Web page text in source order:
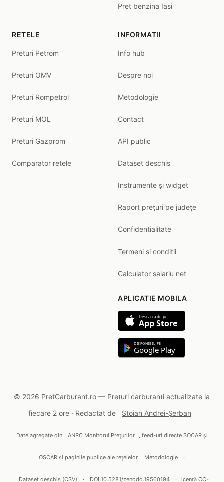
Pret benzina Iasi
RETELE
Preturi Petrom
Preturi OMV
Preturi Rompetrol
Preturi MOL
Preturi Gazprom
Comparator retele
INFORMATII
Info hub
Despre noi
Metodologie
Contact
API public
Dataset deschis
Instrumente și widget
Raport prețuri pe județe
Confidentialitate
Termeni si conditii
Calculator salariu net
APLICATIE MOBILA
Descarca de pe
App Store
DISPONIBIL PE
Google Play
© 2026 PretCarburant.ro — Prețuri carburanți actualizate la
fiecare 2 ore · Redactat de
Stoian Andrei-Șerban
Date agregate din ANPC Monitorul Prețurilor , feed-uri directe SOCAR și
OSCAR și paginile publice ale rețelelor. Metodologie ·
Dataset deschis (CSV) · DOI 10.5281/zenodo.19560194 · Licență CC-